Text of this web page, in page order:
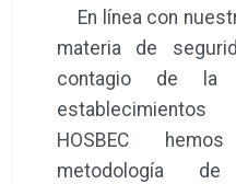
En línea con
materia de
contagio de la
HOSBEC
metodología